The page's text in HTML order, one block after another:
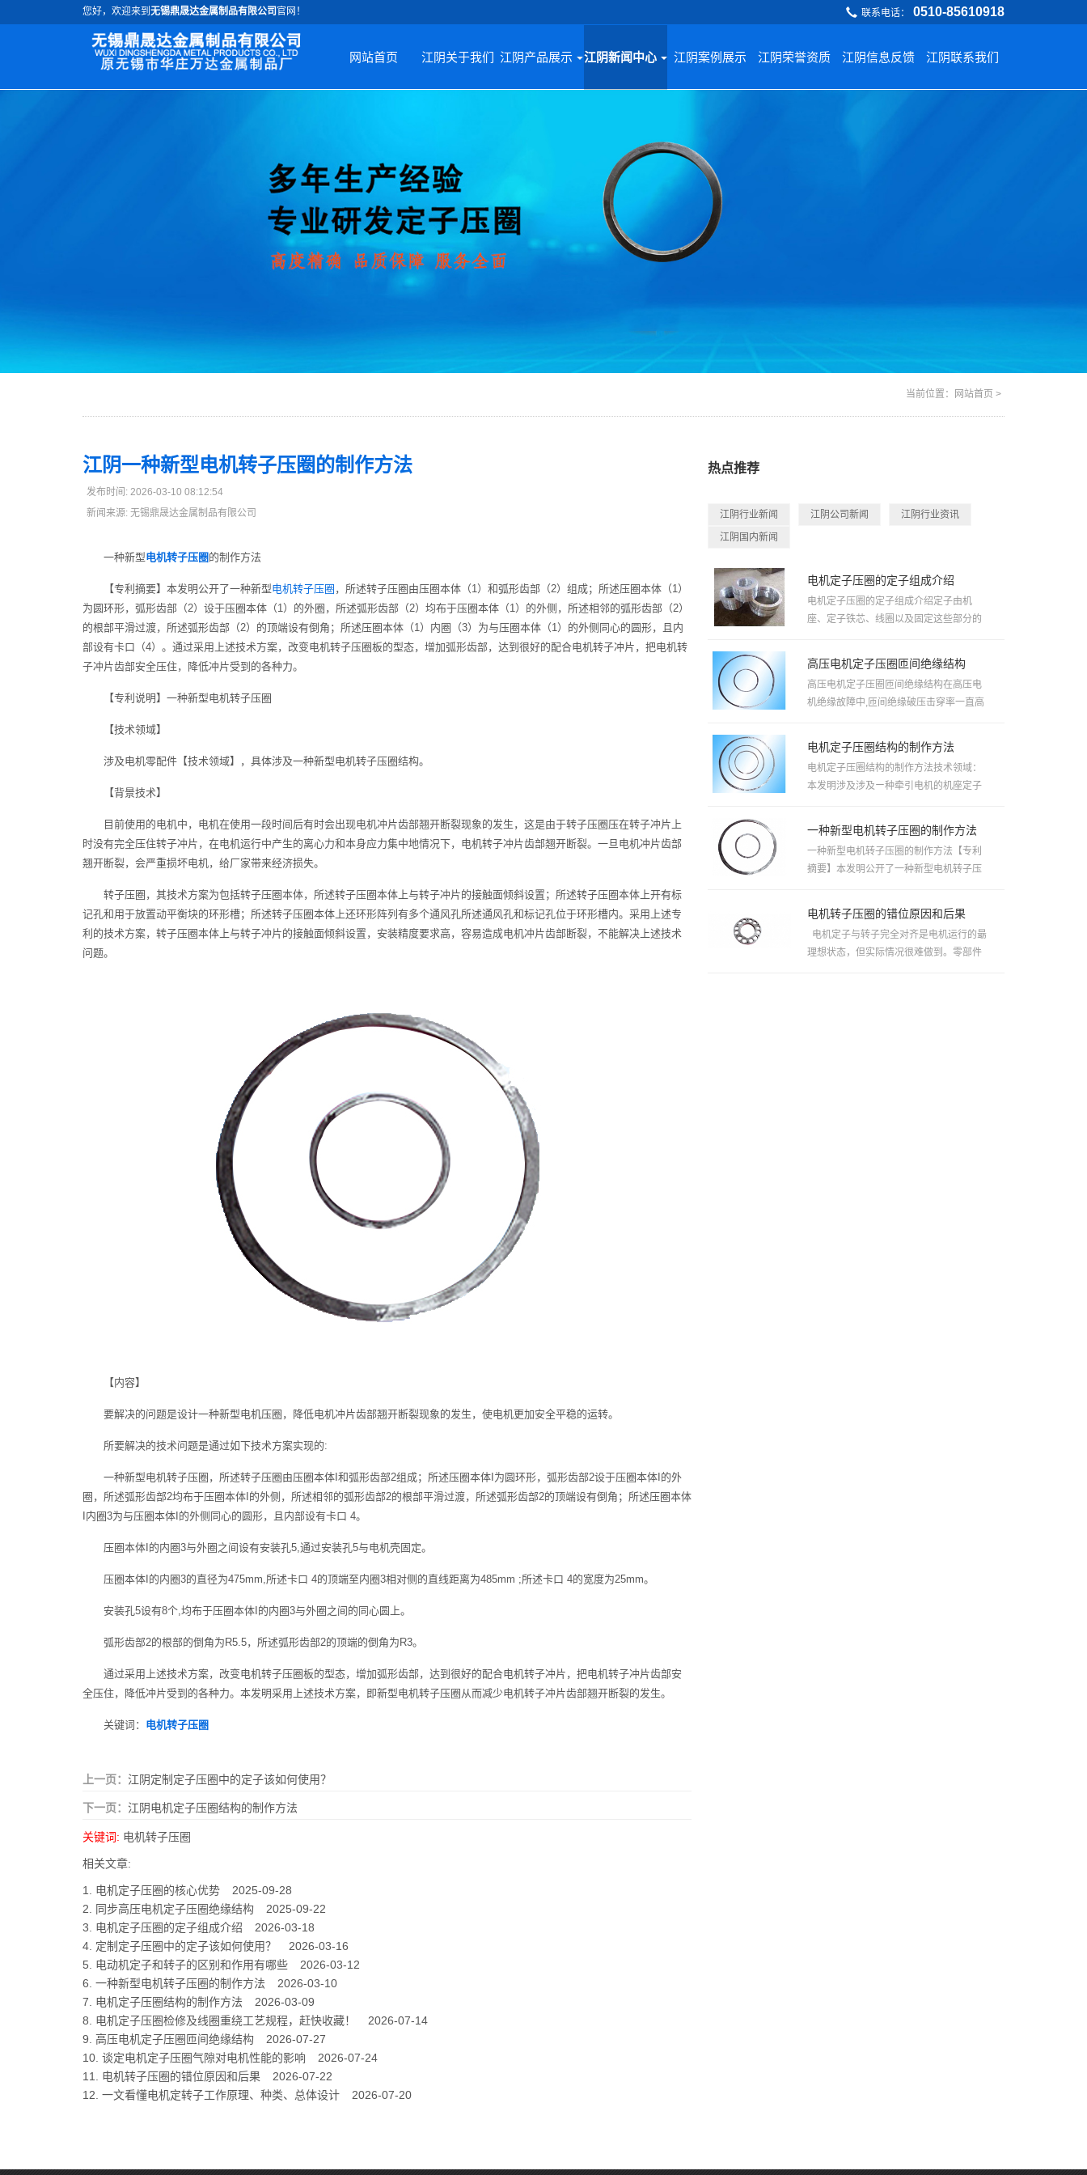
您好，欢迎来到 无锡鼎晟达金属制品有限公司官网！ 联系电话： ​0510-85610918
网站首页 江阴关于我们 江阴产品展示 江阴新闻中心 江阴案例展示 江阴荣誉资质 江阴信息反馈 江阴联系我们
当前位置： 网站首页 >
江阴一种新型电机转子压圈的制作方法
发布时间: 2026-03-10 08:12:54
新闻来源: 无锡鼎晟达金属制品有限公司
一种新型电机转子压圈 的制作方法
【专利摘要】本发明公开了一种新型电机转子压圈 ，所述转子压圈由压圈本体（1）和弧形齿部（2）组成；所述压圈本体（1）
为圆环形，弧形齿部（2）设于压圈本体（1）的外圈，所述弧形齿部（2）均布于压圈本体（1）的外侧，所述相邻的弧形齿部（2）
的根部平滑过渡，所述弧形齿部（2）的顶端设有倒角；所述压圈本体（1）内圈（3）为与压圈本体（1）的外侧同心的圆形，且内
部设有卡口（4）。通过采用上述技术方案，改变电机转子压圈板的型态，增加弧形齿部，达到很好的配合电机转子冲片，把电机转
子冲片齿部安全压住，降低冲片受到的各种力。
【专利说明】一种新型电机转子压圈
【技术领域】
涉及电机零配件【技术领域】，具体涉及一种新型电机转子压圈结构。
【背景技术】
目前使用的电机中，电机在使用一段时间后有时会出现电机冲片齿部翘开断裂现象的发生，这是由于转子压圈压在转子冲片上
时没有完全压住转子冲片，在电机运行中产生的离心力和本身应力集中地情况下，电机转子冲片齿部翘开断裂。一旦电机冲片齿部
翘开断裂，会严重损坏电机，给厂家带来经济损失。
转子压圈，其技术方案为包括转子压圈本体，所述转子压圈本体上与转子冲片的接触面倾斜设置；所述转子压圈本体上开有标
记孔和用于放置动平衡块的环形槽；所述转子压圈本体上还环形阵列有多个通风孔所述通风孔和标记孔位于环形槽内。采用上述专
利的技术方案，转子压圈本体上与转子冲片的接触面倾斜设置，安装精度要求高，容易造成电机冲片齿部断裂，不能解决上述技术
问题。
【内容】
要解决的问题是设计一种新型电机压圈，降低电机冲片齿部翘开断裂现象的发生，使电机更加安全平稳的运转。
所要解决的技术问题是通过如下技术方案实现的:
一种新型电机转子压圈，所述转子压圈由压圈本体I和弧形齿部2组成；所述压圈本体I为圆环形，弧形齿部2设于压圈本体I的外
圈，所述弧形齿部2均布于压圈本体I的外侧，所述相邻的弧形齿部2的根部平滑过渡，所述弧形齿部2的顶端设有倒角；所述压圈本体
I内圈3为与压圈本体I的外侧同心的圆形，且内部设有卡口 4。
压圈本体I的内圈3与外圈之间设有安装孔5,通过安装孔5与电机壳固定。
压圈本体I的内圈3的直径为475mm,所述卡口 4的顶端至内圈3相对侧的直线距离为485mm ;所述卡口 4的宽度为25mm。
安装孔5设有8个,均布于压圈本体I的内圈3与外圈之间的同心圆上。
弧形齿部2的根部的倒角为R5.5，所述弧形齿部2的顶端的倒角为R3。
通过采用上述技术方案，改变电机转子压圈板的型态，增加弧形齿部，达到很好的配合电机转子冲片，把电机转子冲片齿部安
全压住，降低冲片受到的各种力。本发明采用上述技术方案，即新型电机转子压圈从而减少电机转子冲片齿部翘开断裂的发生。
关键词： 电机转子压圈
上一页： 江阴定制定子压圈中的定子该如何使用？
下一页： 江阴电机定子压圈结构的制作方法
关键词: 电机转子压圈
相关文章:
1. 电机定子压圈的核心优势
2025-09-28
2.
同步高压电机定子压圈绝缘结构
2025-09-22
3. 电机定子压圈的定子组成介绍
2026-03-18
4. 定制定子压圈中的定子该如何使用？
2026-03-16
5. 电动机定子和转子的区别和作用有哪些
2026-03-12
6. 一种新型电机转子压圈的制作方法
2026-03-10
7. 电机定子压圈结构的制作方法
2026-03-09
8. 电机定子压圈检修及线圈重绕工艺规程，赶快收藏！
2026-07-14
9. 高压电机定子压圈匝间绝缘结构
2026-07-27
10. 谈定电机定子压圈气隙对电机性能的影响
2026-07-24
11. 电机转子压圈的错位原因和后果
2026-07-22
12. 一文看懂电机定转子工作原理、种类、总体设计 2026-07-20
热点推荐
江阴行业新闻 江阴公司新闻
江阴行业资讯
江阴国内新闻
电机定子压圈的定子组成介绍
电机定子压圈的定子组成介绍定子由机
座、定子铁芯、线圈以及固定这些部分的
高压电机定子压圈匝间绝缘结构
高压电机定子压圈匝间绝缘结构在高压电
机绝缘故障中,匝间绝缘破压击穿率一直高
电机定子压圈结构的制作方法
电机定子压圈结构的制作方法技术领域：
本发明涉及涉及ー种牵引电机的机座定子
一种新型电机转子压圈的制作方法
一种新型电机转子压圈的制作方法【专利
摘要】本发明公开了一种新型电机转子压
电机转子压圈的错位原因和后果
电机定子与转子完全对齐是电机运行的朂
理想状态，但实际情况很难做到。零部件